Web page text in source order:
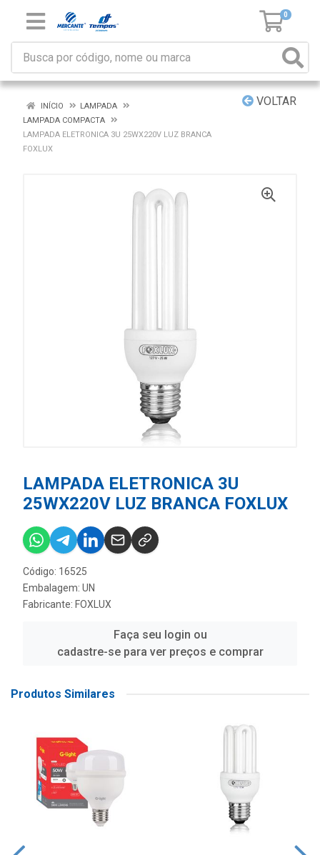
0
VOLTAR
INÍCIO
LAMPADA
LAMPADA COMPACTA
LAMPADA ELETRONICA 3U 25WX220V LUZ BRANCA
FOXLUX
LAMPADA ELETRONICA 3U
25WX220V LUZ BRANCA FOXLUX
Código: 16525
Embalagem: UN
Fabricante: FOXLUX
Faça seu login ou
cadastre-se para ver preços e comprar
Produtos Similares